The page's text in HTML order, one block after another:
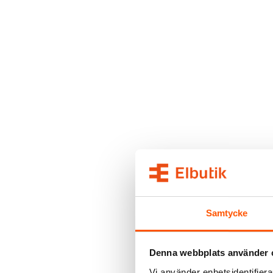
Samtycke
Denna webbplats använder